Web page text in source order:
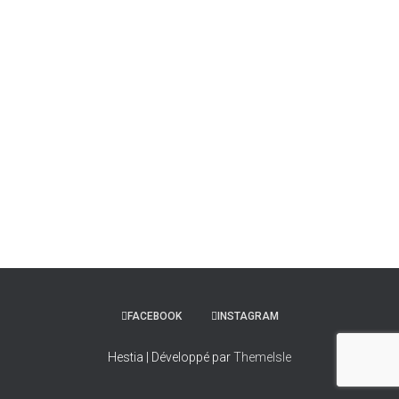
FACEBOOK INSTAGRAM
Hestia | Développé parThemeIsle